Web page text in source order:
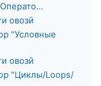
овозӣ
"Условные
овозӣ
"Циклы/Loops/